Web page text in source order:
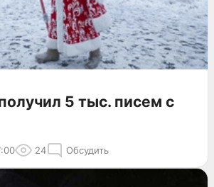
5 тыс. писем с
24 Обсудить